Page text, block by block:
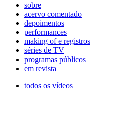
sobre
acervo comentado
depoimentos
performances
making of e registros
séries de TV
programas públicos
em revista
todos os vídeos